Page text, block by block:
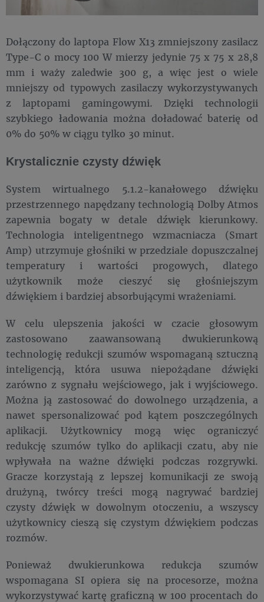
Dołączony do laptopa Flow X13 zmniejszony zasilacz
Type-C o mocy 100 W mierzy jedynie 75 x 75 x 28,8
mm i waży zaledwie 300 g, a więc jest o wiele
mniejszy od typowych zasilaczy wykorzystywanych
z laptopami gamingowymi. Dzięki technologii
szybkiego ładowania można doładować baterię od
0% do 50% w ciągu tylko 30 minut.
Krystalicznie czysty dźwięk
System wirtualnego 5.1.2-kanałowego dźwięku
przestrzennego napędzany technologią Dolby Atmos
zapewnia bogaty w detale dźwięk kierunkowy.
Technologia inteligentnego wzmacniacza (Smart
Amp) utrzymuje głośniki w przedziale dopuszczalnej
temperatury i wartości progowych, dlatego
użytkownik może cieszyć się głośniejszym
dźwiękiem i bardziej absorbującymi wrażeniami.
W celu ulepszenia jakości w czacie głosowym
zastosowano zaawansowaną dwukierunkową
technologię redukcji szumów wspomaganą sztuczną
inteligencją, która usuwa niepożądane dźwięki
zarówno z sygnału wejściowego, jak i wyjściowego.
Można ją zastosować do dowolnego urządzenia, a
nawet spersonalizować pod kątem poszczególnych
aplikacji. Użytkownicy mogą więc ograniczyć
redukcję szumów tylko do aplikacji czatu, aby nie
wpływała na ważne dźwięki podczas rozgrywki.
Gracze korzystają z lepszej komunikacji ze swoją
drużyną, twórcy treści mogą nagrywać bardziej
czysty dźwięk w dowolnym otoczeniu, a wszyscy
użytkownicy cieszą się czystym dźwiękiem podczas
rozmów.
Ponieważ dwukierunkowa redukcja szumów
wspomagana SI opiera się na procesorze, można
wykorzystywać kartę graficzną w 100 procentach do